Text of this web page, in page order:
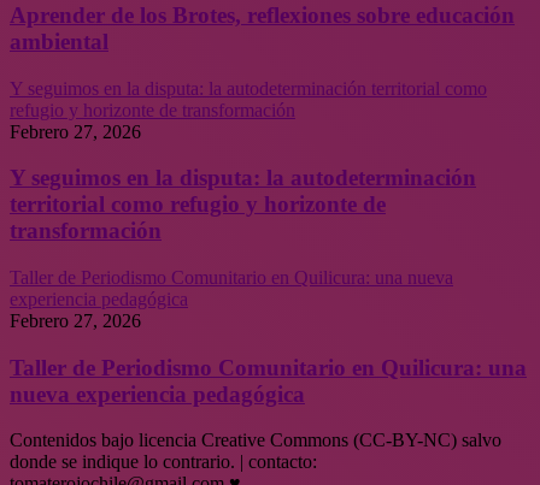
Aprender de los Brotes, reflexiones sobre educación
ambiental
Y seguimos en la disputa: la autodeterminación territorial como
refugio y horizonte de transformación
Febrero 27, 2026
Y seguimos en la disputa: la autodeterminación
territorial como refugio y horizonte de
transformación
Taller de Periodismo Comunitario en Quilicura: una nueva
experiencia pedagógica
Febrero 27, 2026
Taller de Periodismo Comunitario en Quilicura: una
nueva experiencia pedagógica
Contenidos bajo licencia Creative Commons (CC-BY-NC) salvo
donde se indique lo contrario. | contacto: